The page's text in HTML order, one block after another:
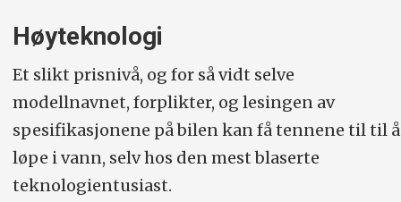
Høyteknologi
Et slikt prisnivå, og for så vidt selve
modellnavnet, forplikter, og lesingen av
spesifikasjonene på bilen kan få tennene til til å
løpe i vann, selv hos den mest blaserte
teknologientusiast.